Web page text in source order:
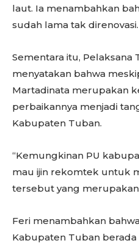
laut. Ia menambahkan
sudah lama tak direnovasi.
Sementara itu, Pelaksana
menyatakan bahwa
Martadinata merupakan
perbaikannya menjadi
Kabupaten Tuban.
“Kemungkinan PU
mau ijin rekomtek untuk
tersebut yang merupakan
Feri menambahkan
Kabupaten Tuban